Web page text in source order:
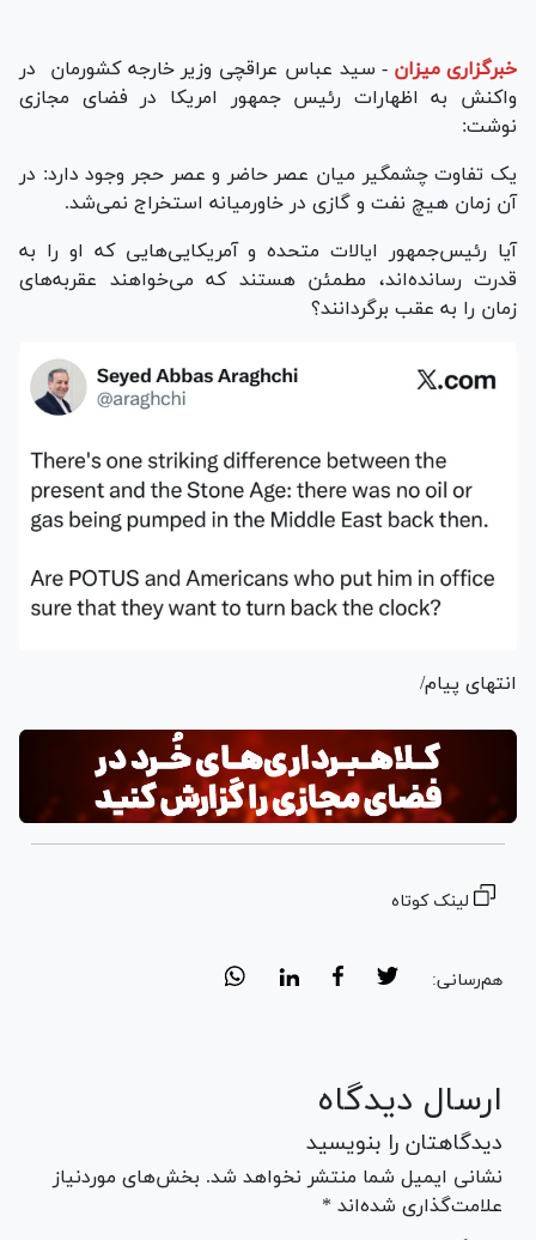
خبرگزاری میزان - سید عباس عراقچی وزیر خارجه کشورمان در
واکنش به اظهارات رئیس جمهور امریکا در فضای مجازی
نوشت:
یک تفاوت چشمگیر میان عصر حاضر و عصر حجر وجود دارد: در
آن زمان هیچ نفت و گازی در خاورمیانه استخراج نمی‌شد.
آیا رئیس‌جمهور ایالات متحده و آمریکایی‌هایی که او را به
قدرت رسانده‌اند، مطمئن هستند که می‌خواهند عقربه‌های
زمان را به عقب برگردانند؟
انتهای پیام/
لینک کوتاه
هم‌رسانی:
ارسال دیدگاه
دیدگاهتان را بنویسید
نشانی ایمیل شما منتشر نخواهد شد. بخش‌های موردنیاز
علامت‌گذاری شده‌اند *